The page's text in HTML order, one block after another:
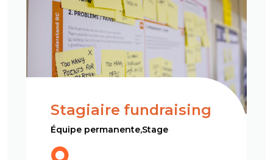
Stagiaire fundraising
Équipe permanente,Stage